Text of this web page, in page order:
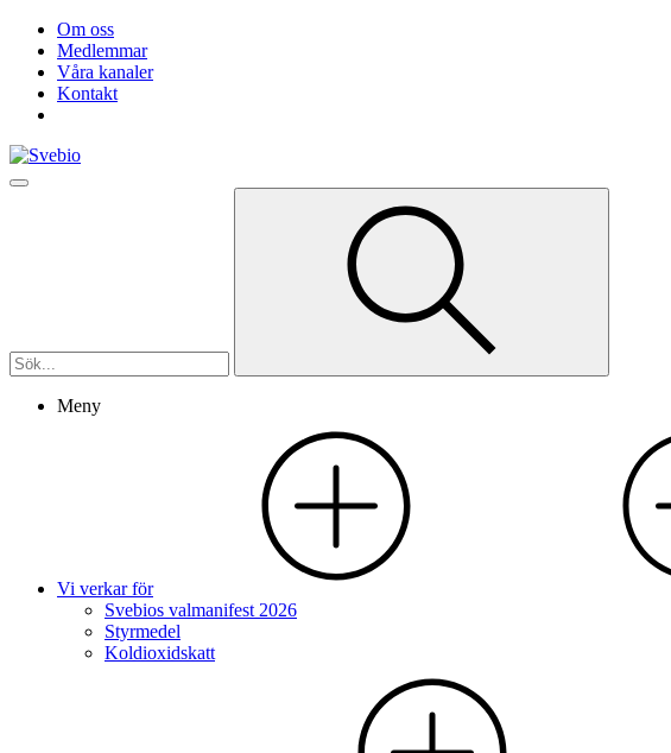
Om oss
Medlemmar
Våra kanaler
Kontakt
Meny
Vi verkar för
Svebios valmanifest 2026
Styrmedel
Koldioxidskatt